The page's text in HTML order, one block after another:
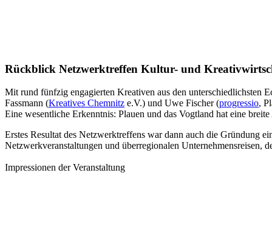
Rückblick Netzwerktreffen Kultur- und
Mit rund fünfzig engagierten Kreativen aus den unterschiedlichsten
Fassmann (Kreatives Chemnitz e.V.) und Uwe Fischer(progressio,
Eine wesentliche Erkenntnis: Plauen und das Vogtland hat eine
Erstes Resultat des Netzwerktreffens war dann auch die Gründung
Netzwerkveranstaltungen und überregionalen Unternehmensreisen,
Impressionen der Veranstaltung